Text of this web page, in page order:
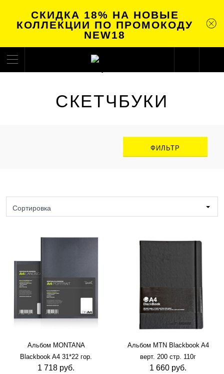
СКИДКА 18% НА НОВЫЕ
КОЛЛЕКЦИИ ПО ПРОМОКОДУ
NEW18
СКЕТЧБУКИ
ФИЛЬТР
Сортировка
Альбом MONTANA
Blackbook A4 31*22 гор.
1 718 руб.
Альбом MTN Blackbook A4
верт. 200 стр. 110г
1 660 руб.